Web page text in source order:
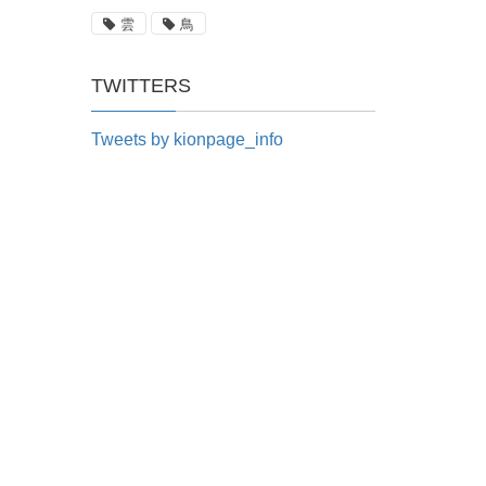
雲 鳥
TWITTERS
Tweets by kionpage_info